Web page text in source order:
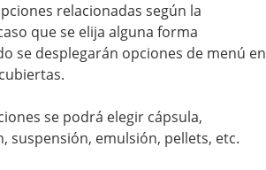
relacionadas según la
que se elija alguna forma
se desplegarán opciones de menú en
se podrá elegir cápsula,
suspensión, emulsión, pellets, etc.